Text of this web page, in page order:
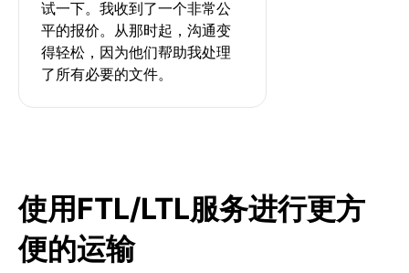
试一下。我收到了一个非常公
平的报价。从那时起，沟通变
得轻松，因为他们帮助我处理
了所有必要的文件。
使用FTL/LTL服务进行更方
便的运输